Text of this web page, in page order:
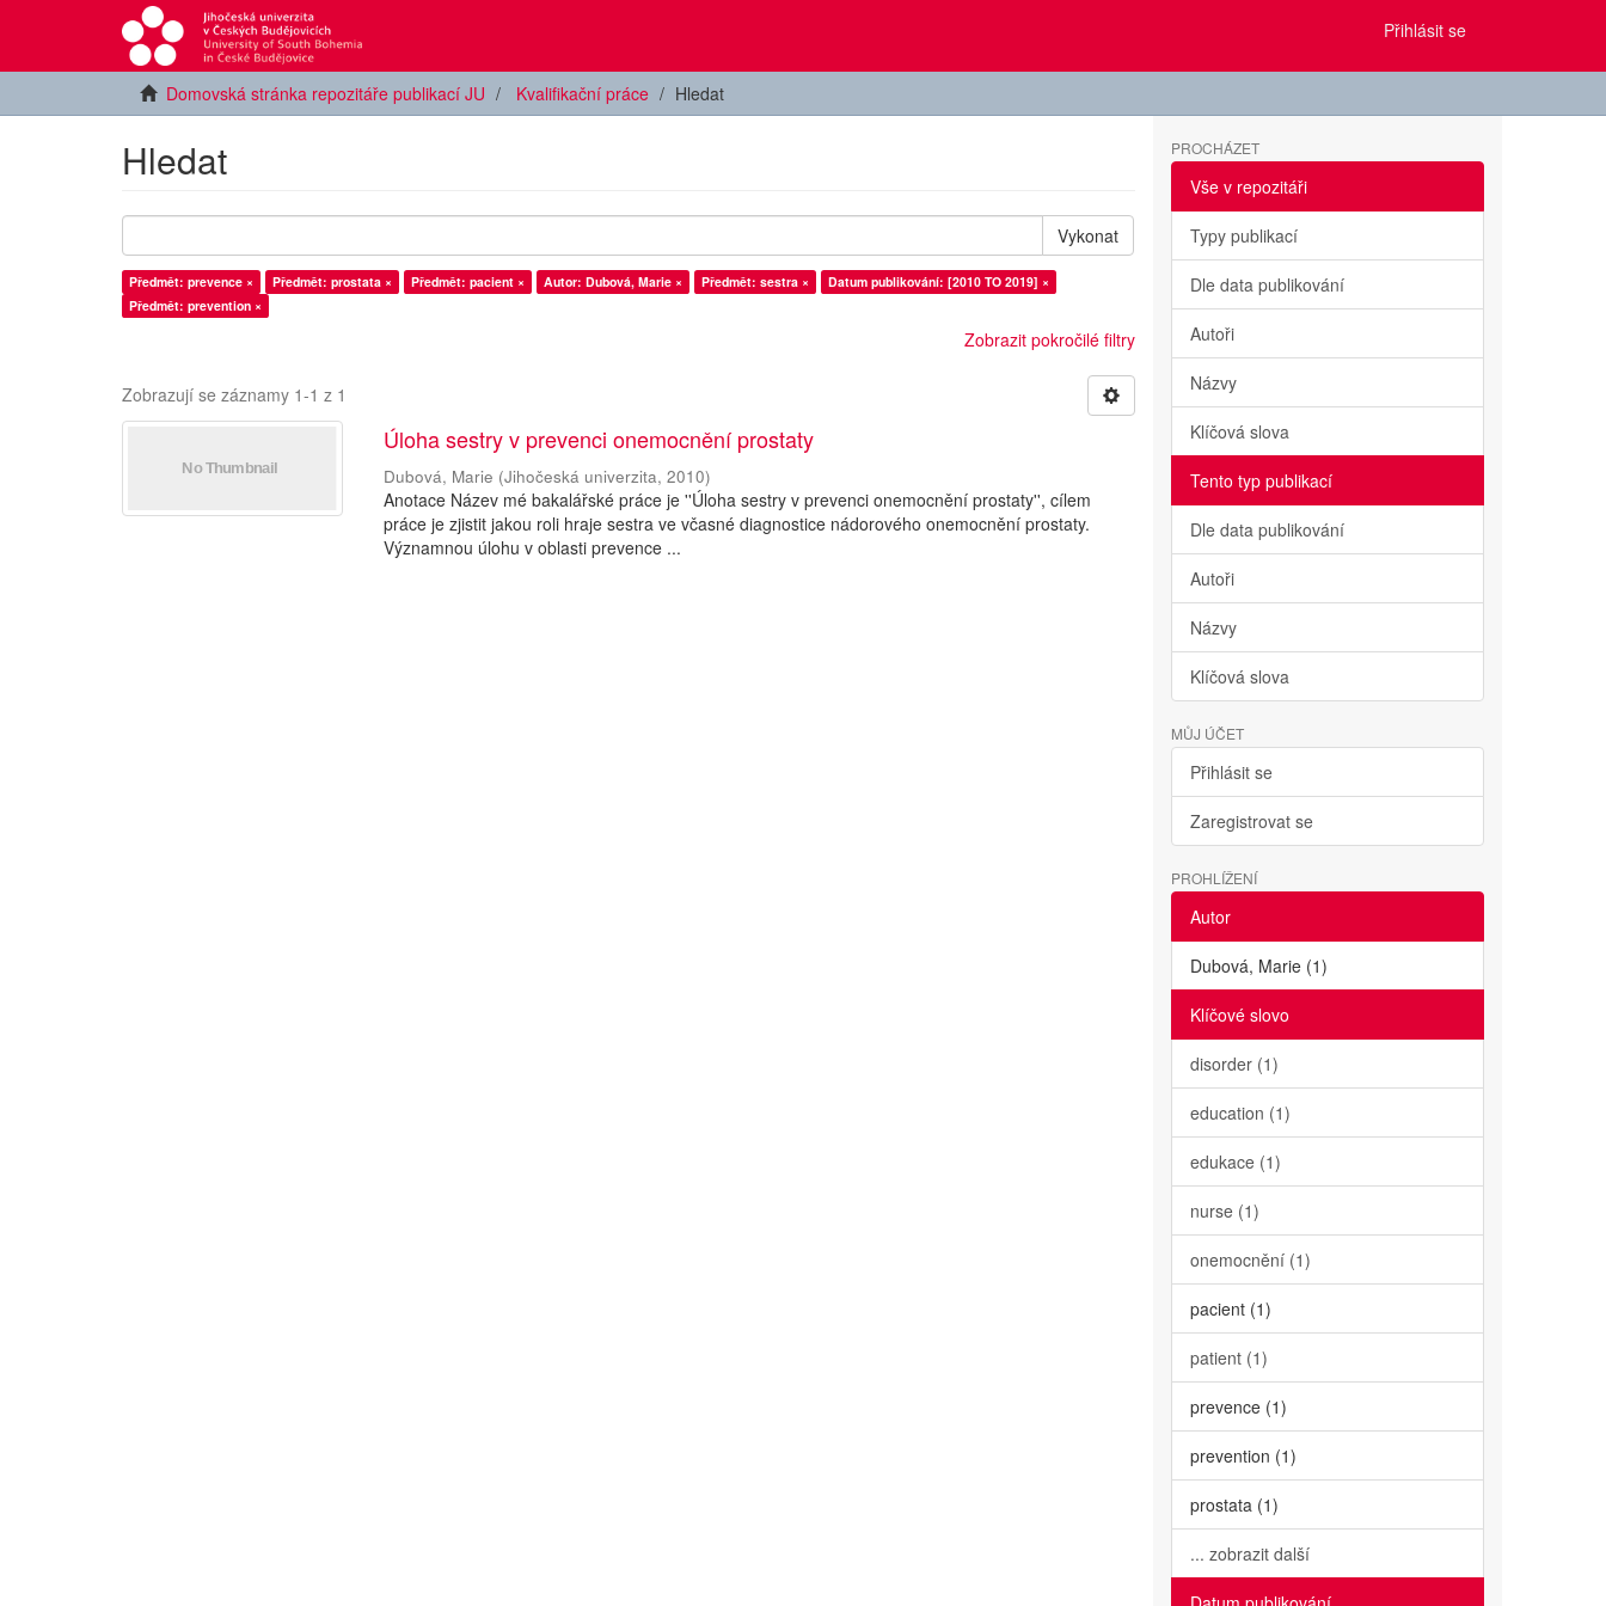
Přihlásit se
Domovská stránka repozitáře publikací JU Kvalifikační práce Hledat
Hledat
Vykonat
Předmět: prevence × Předmět: prostata × Předmět: pacient × Autor: Dubová, Marie × Předmět: sestra ×
Datum publikování: [2010 TO 2019] ×
Předmět: prevention ×
Zobrazit pokročilé filtry
Zobrazují se záznamy 1-1 z 1
Úloha sestry v prevenci onemocnění prostaty
Dubová, Marie (Jihočeská univerzita,2010)
Anotace Název mé bakalářské práce je ''Úloha sestry v prevenci onemocnění prostaty'', cílem
práce je zjistit jakou roli hraje sestra ve včasné diagnostice nádorového onemocnění prostaty.
Významnou úlohu v oblasti prevence ...
PROCHÁZET
Vše v repozitáři
Typy publikací
Dle data publikování
Autoři
Názvy
Klíčová slova
Tento typ publikací
Dle data publikování
Autoři
Názvy
Klíčová slova
MŮJ ÚČET
Přihlásit se
Zaregistrovat se
PROHLÍŽENÍ
Autor
Dubová, Marie (1)
Klíčové slovo
disorder (1)
education (1)
edukace (1)
nurse (1)
onemocnění (1)
pacient (1)
patient (1)
prevence (1)
prevention (1)
prostata (1)
... zobrazit další